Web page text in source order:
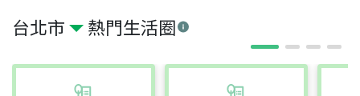
台北市 熱門生活圈